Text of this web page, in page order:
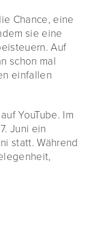
Chance, eine
sie eine
Auf
schon mal
einfallen
auf YouTube. Im
Juni ein
statt. Während